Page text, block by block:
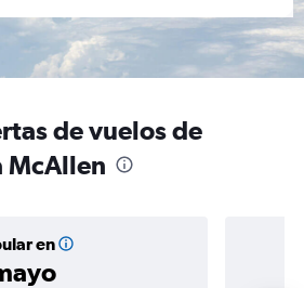
de vuelos de
McAllen
en